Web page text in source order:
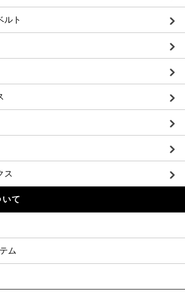
ルト
ス
て
ム